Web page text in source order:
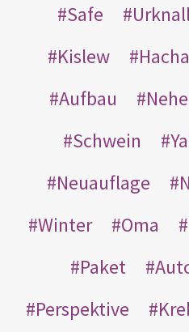
Safe
Kislew
Aufbau
Schwein
Neuauflage
Winter
Oma
Paket
Perspektive